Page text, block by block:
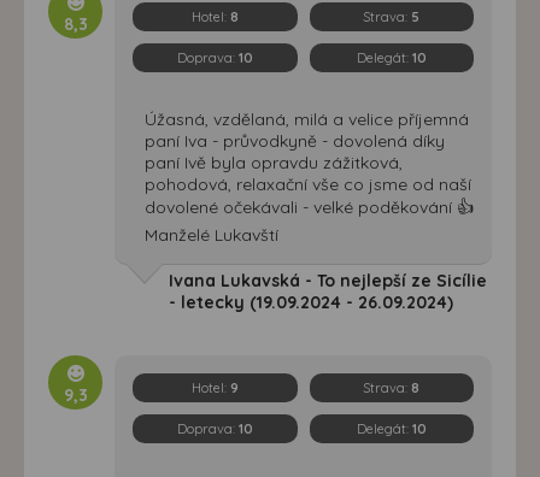
8,3 Hotel: 8 Strava: 5
Doprava: 10 Delegát: 10
Úžasná, vzdělaná, milá a velice příjemná
paní Iva - průvodkyně - dovolená díky
paní Ivě byla opravdu zážitková,
pohodová, relaxační vše co jsme od naší
dovolené očekávali - velké poděkování 👍
Manželé Lukavští
Ivana Lukavská - To nejlepší ze Sicílie
- letecky (19.09.2024 - 26.09.2024)
9,3 Hotel: 9 Strava: 8
Doprava: 10 Delegát: 10